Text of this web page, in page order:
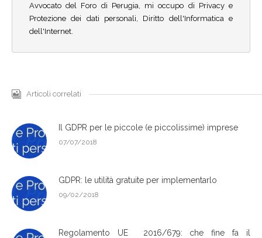
Avvocato del Foro di Perugia, mi occupo di Privacy e
Protezione dei dati personali, Diritto dell'Informatica e
dell'Internet.
Articoli correlati
Il GDPR per le piccole (e piccolissime) imprese
07/07/2018
GDPR: le utilità gratuite per implementarlo
09/02/2018
Regolamento UE 2016/679: che fine fa il